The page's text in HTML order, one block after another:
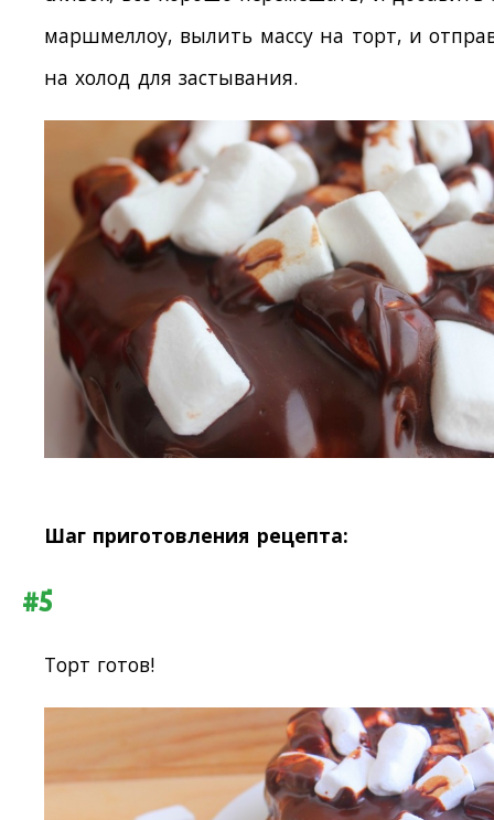
маршмеллоу, вылить массу на торт, и
на холод для застывания.
Шаг приготовления рецепта:
#5
Торт готов!